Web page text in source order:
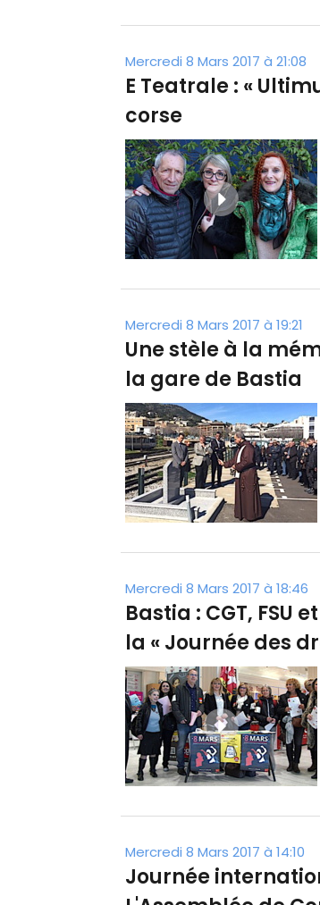
Mercredi 8 Mars 2017 à 21:08
E Teatrale : «
corse
Mercredi 8 Mars 2017 à 19:21
Une stèle à la
la gare de Bastia
Mercredi 8 Mars 2017 à 18:46
Bastia : CGT, FSU
la « Journée des
Mercredi 8 Mars 2017 à 14:10
Journée